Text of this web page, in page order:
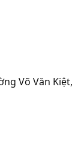
Võ Văn Kiệt,